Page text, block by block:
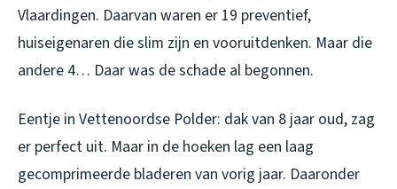
Vlaardingen. Daarvan waren er 19 preventief,
huiseigenaren die slim zijn en vooruitdenken. Maar die
andere 4… Daar was de schade al begonnen.
Eentje in Vettenoordse Polder: dak van 8 jaar oud, zag
er perfect uit. Maar in de hoeken lag een laag
gecomprimeerde bladeren van vorig jaar. Daaronder